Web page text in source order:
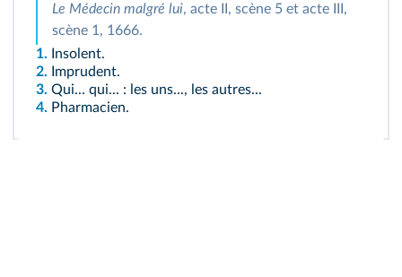
Le Médecin malgré lui, acte II, scène 5 et acte III,
scène 1, 1666.
1. Insolent.
2. Imprudent.
3. Qui... qui... : les uns..., les autres...
4. Pharmacien.